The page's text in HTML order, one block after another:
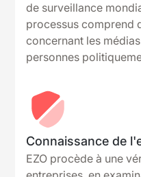
de surveillance
processus comprend
concernant les
personnes
Connaissance de
EZO procède à une